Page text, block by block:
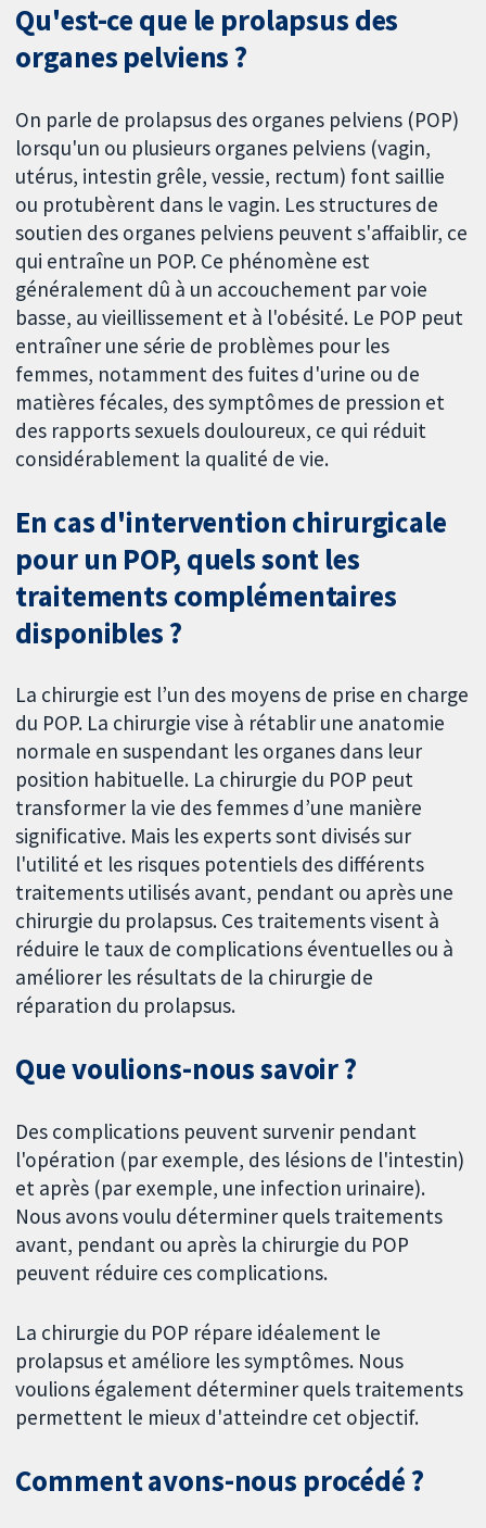
Qu'est-ce que le prolapsus des
organes pelviens ?
On parle de prolapsus des organes pelviens (POP)
lorsqu'un ou plusieurs organes pelviens (vagin,
utérus, intestin grêle, vessie, rectum) font saillie
ou protubèrent dans le vagin. Les structures de
soutien des organes pelviens peuvent s'affaiblir, ce
qui entraîne un POP. Ce phénomène est
généralement dû à un accouchement par voie
basse, au vieillissement et à l'obésité. Le POP peut
entraîner une série de problèmes pour les
femmes, notamment des fuites d'urine ou de
matières fécales, des symptômes de pression et
des rapports sexuels douloureux, ce qui réduit
considérablement la qualité de vie.
En cas d'intervention chirurgicale
pour un POP, quels sont les
traitements complémentaires
disponibles ?
La chirurgie est l’un des moyens de prise en charge
du POP. La chirurgie vise à rétablir une anatomie
normale en suspendant les organes dans leur
position habituelle. La chirurgie du POP peut
transformer la vie des femmes d’une manière
significative. Mais les experts sont divisés sur
l'utilité et les risques potentiels des différents
traitements utilisés avant, pendant ou après une
chirurgie du prolapsus. Ces traitements visent à
réduire le taux de complications éventuelles ou à
améliorer les résultats de la chirurgie de
réparation du prolapsus.
Que voulions-nous savoir ?
Des complications peuvent survenir pendant
l'opération (par exemple, des lésions de l'intestin)
et après (par exemple, une infection urinaire).
Nous avons voulu déterminer quels traitements
avant, pendant ou après la chirurgie du POP
peuvent réduire ces complications.
La chirurgie du POP répare idéalement le
prolapsus et améliore les symptômes. Nous
voulions également déterminer quels traitements
permettent le mieux d'atteindre cet objectif.
Comment avons-nous procédé ?